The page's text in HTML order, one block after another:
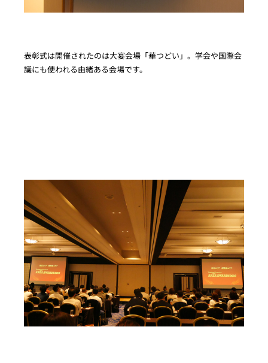
表彰式は開催されたのは大宴会場「華つどい」。学会や国際会
議にも使われる由緒ある会場です。